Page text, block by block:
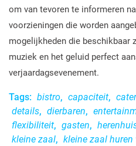
om van tevoren te informeren
voorzieningen die worden
mogelijkheden die beschikbaar
muziek en het geluid perfect
verjaardagsevenement.
Tags: bistro, capaciteit,
details, dierbaren,
flexibiliteit, gasten,
kleine zaal, kleine zaal